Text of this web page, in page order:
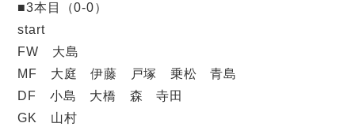
■3本目（0-0）
start
FW 大島
MF 大庭 伊藤 戸塚 乗松 青島
DF 小島 大橋 森 寺田
GK 山村